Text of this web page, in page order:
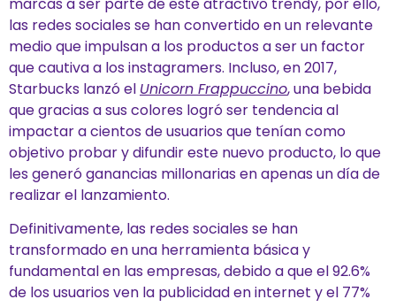
las redes sociales se han convertido en un relevante
medio que impulsan a los productos a ser un factor
que cautiva a los instagramers. Incluso, en 2017,
Starbucks lanzó el Unicorn Frappuccino, una bebida
que gracias a sus colores logró ser tendencia al
impactar a cientos de usuarios que tenían como
objetivo probar y difundir este nuevo producto, lo que
les generó ganancias millonarias en apenas un día de
realizar el lanzamiento.
Definitivamente, las redes sociales se han
transformado en una herramienta básica y
fundamental en las empresas, debido a que el 92.6%
de los usuarios ven la publicidad en internet y el 77%